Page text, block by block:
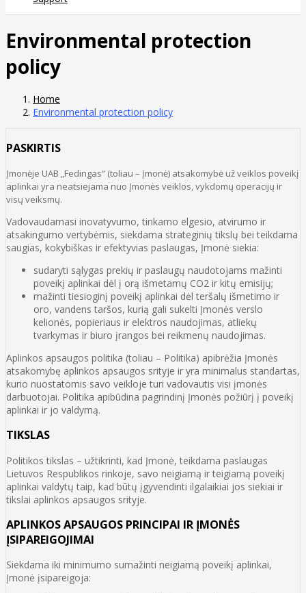
Environmental protection
policy
Home
Environmental protection policy
PASKIRTIS
Įmonėje UAB „Fedingas“ (toliau – Įmonė) atsakomybė už veiklos poveikį
aplinkai yra neatsiejama nuo Įmonės veiklos, vykdomų operacijų ir
visų veiksmų.
Vadovaudamasi inovatyvumo, tinkamo elgesio, atvirumo ir
atsakingumo vertybėmis, siekdama strateginių tikslų bei teikdama
saugias, kokybiškas ir efektyvias paslaugas, Įmonė siekia:
sudaryti sąlygas prekių ir paslaugų naudotojams mažinti
poveikį aplinkai dėl į orą išmetamų CO2 ir kitų emisijų;
mažinti tiesioginį poveikį aplinkai dėl teršalų išmetimo ir
oro, vandens taršos, kurią gali sukelti Įmonės verslo
kelionės, popieriaus ir elektros naudojimas, atliekų
tvarkymas ir biuro įrangos bei reikmenų naudojimas.
Aplinkos apsaugos politika (toliau – Politika) apibrėžia Įmonės
atsakomybę aplinkos apsaugos srityje ir yra minimalus standartas,
kurio nuostatomis savo veikloje turi vadovautis visi įmonės
darbuotojai. Politika apibūdina pagrindinį Įmonės požiūrį į poveikį
aplinkai ir jo valdymą.
TIKSLAS
Politikos tikslas – užtikrinti, kad Įmonė, teikdama paslaugas
Lietuvos Respublikos rinkoje, savo neigiamą ir teigiamą poveikį
aplinkai valdytų taip, kad būtų įgyvendinti ilgalaikiai jos siekiai ir
tikslai aplinkos apsaugos srityje.
APLINKOS APSAUGOS PRINCIPAI IR ĮMONĖS
ĮSIPAREIGOJIMAI
Siekdama iki minimumo sumažinti neigiamą poveikį aplinkai,
Įmonė įsipareigoja: